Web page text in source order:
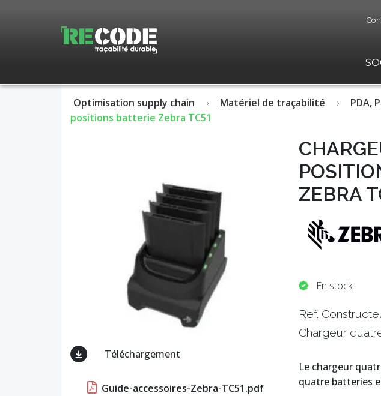
Optimisation supply chain Matériel de traçabilité PDA,
positions batterie Zebra TC51
Téléchargement
Guide-accessoires-Zebra-TC51.pdf
ZEBRA
En stock
Ref.
Chargeur
Le chargeur
quatre batteries